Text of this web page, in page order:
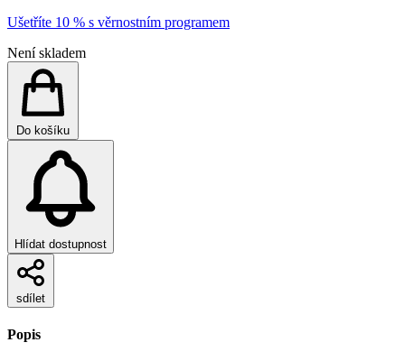
Ušetříte 10 % s věrnostním programem
Není skladem
Do košíku
Hlídat dostupnost
sdílet
Popis